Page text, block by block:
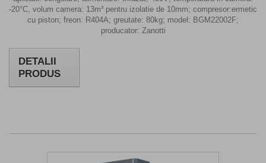
-20°C, volum camera: 13m³ pentru izolatie de 10mm; compresor:ermetic
cu piston; freon: R404A; greutate: 80kg; model: BGM22002F;
producator: Zanotti
DETALII
PRODUS